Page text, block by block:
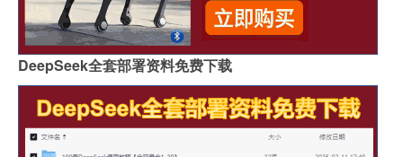
DeepSeek全套部署资料免费下载